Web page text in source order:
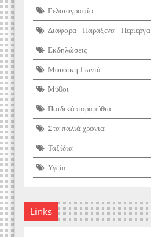
Γελοιογραφία
Διάφορα - Παράξενα - Περίεργα
Εκδηλώσεις
Μουσική Γωνιά
Μύθοι
Παιδικά παραμύθια
Στα παλιά χρόνια
Ταξίδια
Υγεία
Links